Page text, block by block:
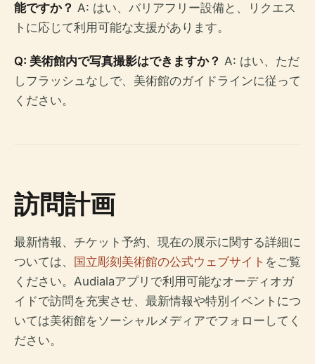
能ですか？ A: はい、バリアフリー設備と、リクエス
トに応じて利用可能な支援があります。
Q: 美術館内で写真撮影はできますか？ A: はい、ただ
しフラッシュなしで、美術館のガイドラインに従って
ください。
訪問計画
最新情報、チケット予約、現在の展示に関する詳細に
ついては、 国立彫刻美術館の公式ウェブサイト をご覧
ください。Audialaアプリで利用可能なオーディオガ
イドで訪問を充実させ、最新情報や特別イベントにつ
いては美術館をソーシャルメディアでフォローしてく
ださい。